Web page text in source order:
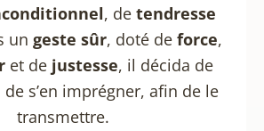
, de tendresse
un geste sûr, doté de force,
et de justesse, il décida de
de s’en imprégner, afin de le
transmettre.